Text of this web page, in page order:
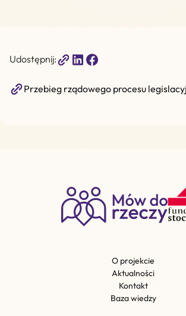
Udostępnij:
Przebieg rządowego procesu
O projekcie
Aktualności
Kontakt
Baza wiedzy